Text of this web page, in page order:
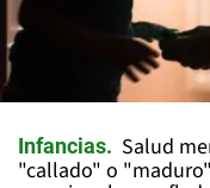
Infancias
Salud
"callado" o